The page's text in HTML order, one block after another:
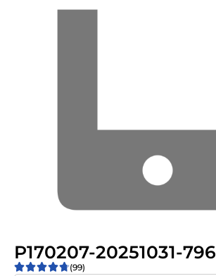
P170207-20251031-796
(99)